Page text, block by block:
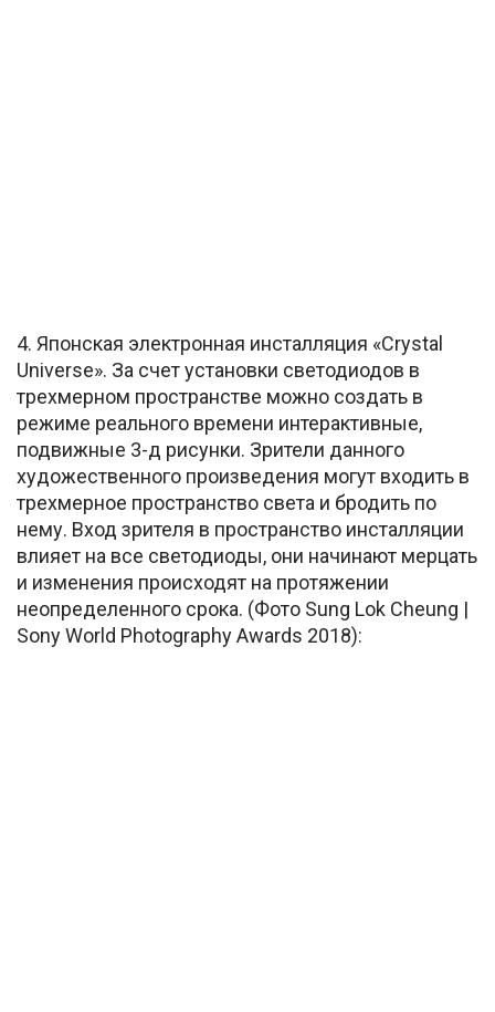
4. Японская электронная инсталляция «Crystal
Universe». За счет установки светодиодов в
трехмерном пространстве можно создать в
режиме реального времени интерактивные,
подвижные 3-д рисунки. Зрители данного
художественного произведения могут входить в
трехмерное пространство света и бродить по
нему. Вход зрителя в пространство инсталляции
влияет на все светодиоды, они начинают мерцать
и изменения происходят на протяжении
неопределенного срока. (Фото Sung Lok Cheung |
Sony World Photography Awards 2018):